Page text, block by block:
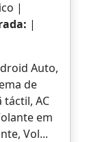
|
|
Auto,
de
táctil, AC
em
Vol...